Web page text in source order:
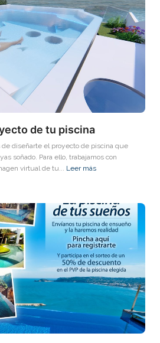
de tu piscina
diseñarte el proyecto de piscina que
soñado. Para ello, trabajamos con
virtual de tu... Leer más